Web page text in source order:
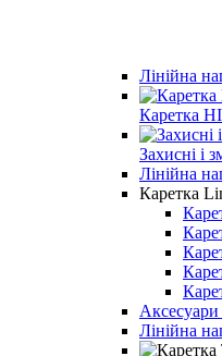
Лінійна
Каретка
Захисні і
Лінійна
Каретка
Лінійна